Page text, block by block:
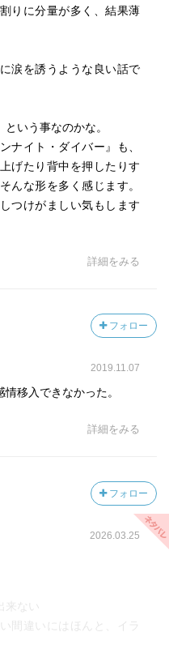
りに分量が多く、結果薄
涙を誘うような良い話で
いう事なのかな。
ナイト・ダイバー』も、
げたり背中を押したりす
んな形を多く感じます。
つけがましい気もします
詳細をみる
フォロー
2019.11.07
移入できなかった。
詳細をみる
フォロー
2026.03.25
ない
間違いにはほんと、イラ